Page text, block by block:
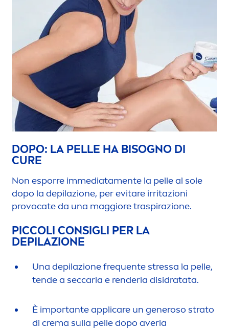
DOPO: LA PELLE HA BISOGNO DI
CURE
Non esporre immediatamente la pelle al sole
dopo la depilazione, per evitare irritazioni
provocate da una maggiore traspirazione.
PICCOLI CONSIGLI PER LA
DEPILAZIONE
Una depilazione frequentestressa la pelle,
tende a seccarla e renderla disidratata.
È importante applicare un generoso strato
di crema sulla pelle dopo averla